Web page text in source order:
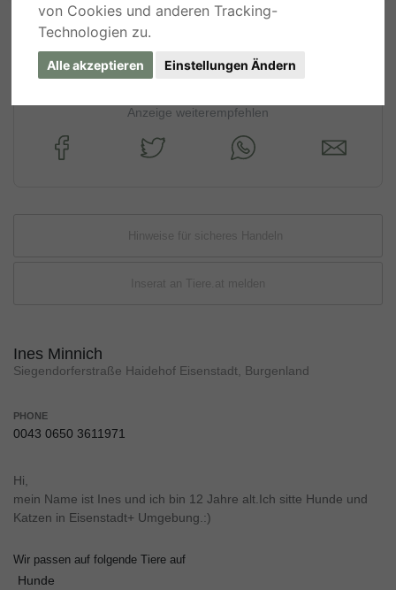
von Cookies und anderen Tracking-
Technologien zu.
Alle akzeptieren Einstellungen Ändern
ANFRAGE AN DEN ANBIETER
Anzeige weiterempfehlen
Hinweise für sicheres Handeln
Inserat an Tiere.at melden
Ines Minnich
Siegendorferstraße Haidehof Eisenstadt, Burgenland
PHONE
0043 0650 3611971
Hi,
mein Name ist Ines und ich bin 12 Jahre alt.Ich sitte Hunde und
Katzen in Eisenstadt+ Umgebung.:)
Wir passen auf folgende Tiere auf
Hunde